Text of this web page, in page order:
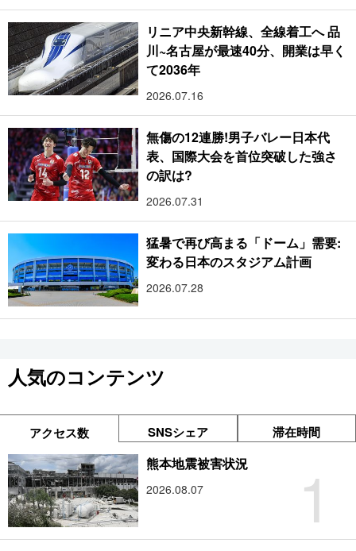
リニア中央新幹線、全線着工へ 品
川~名古屋が最速40分、開業は早く
て2036年
2026.07.16
無傷の12連勝!男子バレー日本代
表、国際大会を首位突破した強さ
の訳は?
2026.07.31
猛暑で再び高まる「ドーム」需要:
変わる日本のスタジアム計画
2026.07.28
人気のコンテンツ
アクセス数 SNSシェア 滞在時間
1
熊本地震被害状況
2026.08.07